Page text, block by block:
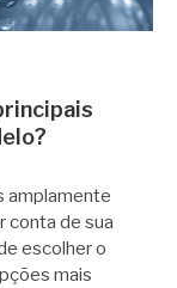
amplamente
conta de sua
escolher o
mais